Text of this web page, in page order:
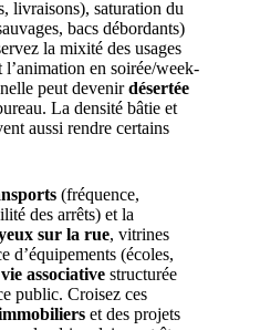
livraisons), saturation du
bacs débordants)
la mixité des usages
l’animation en soirée/week-
peut devenirdésertée
La densité bâtie et
aussi rendre certains
(fréquence,
des arrêts) et la
sur la rue, vitrines
d’équipements (écoles,
vie associative structurée
public. Croisez ces
et des projets